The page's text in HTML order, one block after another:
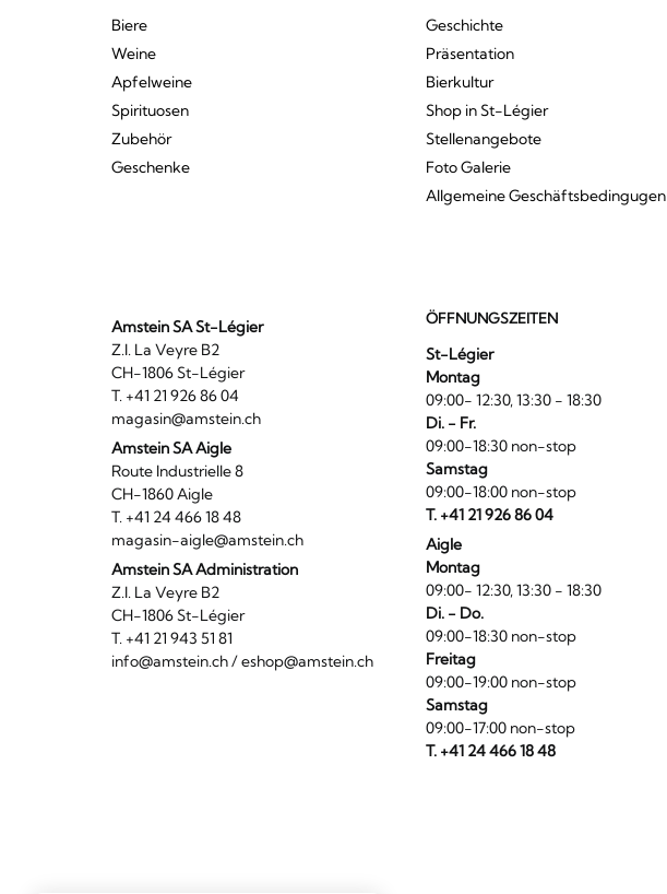
Biere
Weine
Apfelweine
Spirituosen
Zubehör
Geschenke
Geschichte
Präsentation
Bierkultur
Shop in St-Légier
Stellenangebote
Foto Galerie
Allgemeine Geschäftsbedingugen
Amstein SA St-Légier
Z.I. La Veyre B2
CH-1806 St-Légier
T. +41 21 926 86 04
magasin@amstein.ch
Amstein SA Aigle
Route Industrielle 8
CH-1860 Aigle
T. +41 24 466 18 48
magasin-aigle@amstein.ch
Amstein SA Administration
Z.I. La Veyre B2
CH-1806 St-Légier
T. +41 21 943 51 81
info@amstein.ch/eshop@amstein.ch
ÖFFNUNGSZEITEN
St-Légier
Montag
09:00- 12:30, 13:30 - 18:30
Di. - Fr.
09:00-18:30 non-stop
Samstag
09:00-18:00 non-stop
T. +41 21 926 86 04
Aigle
Montag
09:00- 12:30, 13:30 - 18:30
Di. - Do.
09:00-18:30 non-stop
Freitag
09:00-19:00 non-stop
Samstag
09:00-17:00 non-stop
T. +41 24 466 18 48